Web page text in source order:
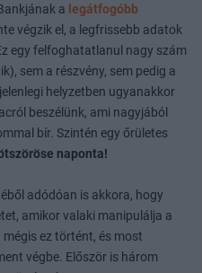
a legátfogóbb
végzik el, a legfrissebb adatok
egy felfoghatatlanul nagy szám
sem a részvény, sem pedig a
helyzetben ugyanakkor
beszélünk, ami nagyjából
bír. Szintén egy őrületes
naponta!
adódóan is akkora, hogy
amikor valaki manipulálja a
ez történt, és most
végbe. Először is három